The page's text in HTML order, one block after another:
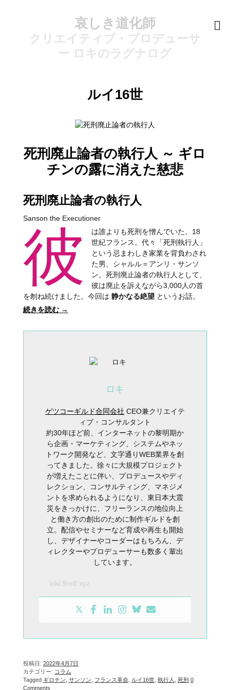
哀しき道化師
クリエイティブ・プロデューサ
ー ロキのラグナログ
ルイ16世
死刑廃止論者の執行人 ～ ギロ
チンの露に消えた慈悲
死刑廃止論者の執行人
Sanson the Executioner
彼
は誰よりも死刑を憎んでいた。18
世紀フランス。代々「死刑執行人」
という忌まわしき家業を背負わされ
た男、シャルル＝アンリ・サンソ
ン。死刑廃止論者の執行人として、
彼は廃止を訴えながら3,000人の首
を刎ね続けました。今回は 静かなる絶望というお話。
続きを読む →
ロキ
ゲツコーギルド合同会社 CEO兼クリエイテ
ィブ・コンサルタント
約30年ほど前、インターネットの黎明期か
ら企画・マーケティング、システムやネッ
トワーク開発など、文字通りWEB業界を創
ってきました。徐々に大規模プロジェクト
が増えたことに伴い、プロデュースやディ
レクション、コンサルティング、マネジメ
ントを求められるようになり、東日本大震
災をきっかけに、フリーランスの地位向上
と働き方の創出のために制作ギルドを創
立。配信やセミナーなど育成や再生も開始
し、デザイナーやコーダーはもちろん、デ
ィレクターやプロデューサーも数多く輩出
しています。
loki.9re8.xyz
投稿日: 2022年4月7日
カテゴリー: コラム
Tagged ギロチン サンソン フランス革命, ルイ16世, 執行人 死刑 0
Comments